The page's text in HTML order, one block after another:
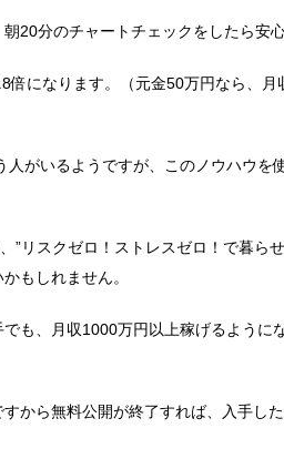
20分のチャートチェックをしたら安
倍になります。（元金50万円なら、月
人がいるようですが、このノウハウを
”リスクゼロ！ストレスゼロ！で暮ら
もしれません。
も、月収1000万円以上稼げるように
から無料公開が終了すれば、入手し